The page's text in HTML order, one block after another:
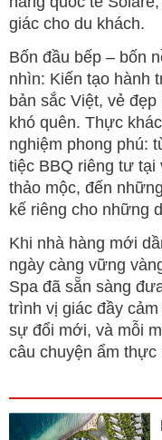
giác cho du khách.
Bốn đầu bếp – bốn
nhìn: Kiến tạo hành
bản sắc Việt, vẻ
khó quên. Thực
nghiệm phong phú:
tiệc BBQ riêng tư
thảo mộc, đến
kế riêng cho những
Khi nhà hàng mới
ngày càng vững
Spa đã sẵn sàng
trình vị giác đầy
sự đổi mới, và mỗi
câu chuyện ẩm thực